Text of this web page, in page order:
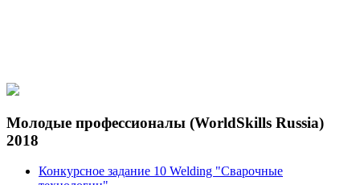
Молодые профессионалы (WorldSkills Russia)
2018
Конкурсное задание 10 Welding "Сварочные